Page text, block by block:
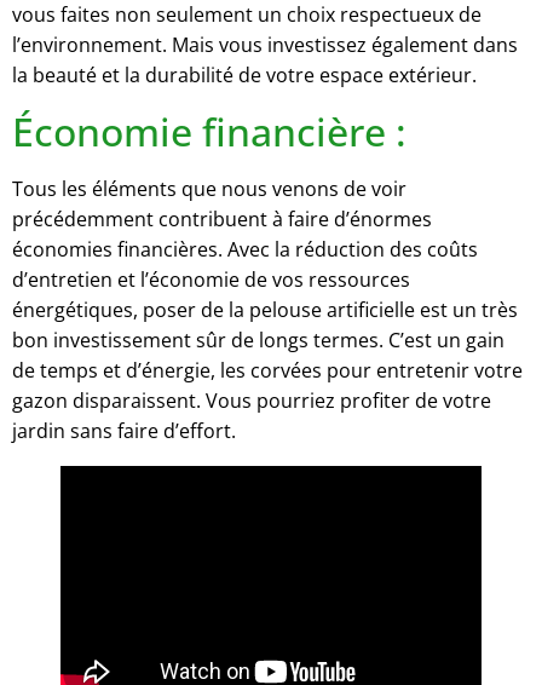
vous faites non seulement un choix respectueux de
l’environnement. Mais vous investissez également dans
la beauté et la durabilité de votre espace extérieur.
Économie financière :
Tous les éléments que nous venons de voir
précédemment contribuent à faire d’énormes
économies financières. Avec la réduction des coûts
d’entretien et l’économie de vos ressources
énergétiques, poser de la pelouse artificielle est un très
bon investissement sûr de longs termes. C’est un gain
de temps et d’énergie, les corvées pour entretenir votre
gazon disparaissent. Vous pourriez profiter de votre
jardin sans faire d’effort.